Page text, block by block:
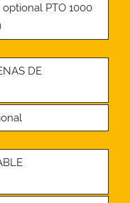
optional PTO 1000
DE